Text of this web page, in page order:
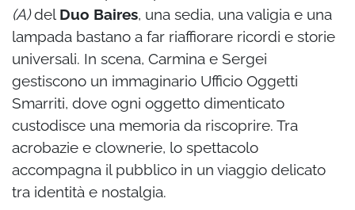
(A)del Duo Baires, una sedia, una valigia e una
lampada bastano a far riaffiorare ricordi e storie
universali. In scena, Carmina e Sergei
gestiscono un immaginario Ufficio Oggetti
Smarriti, dove ogni oggetto dimenticato
custodisce una memoria da riscoprire. Tra
acrobazie e clownerie, lo spettacolo
accompagna il pubblico in un viaggio delicato
tra identità e nostalgia.